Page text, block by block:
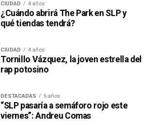
CIUDAD 4 años
¿Cuándo abrirá The Park en SLP y
qué tiendas tendrá?
CIUDAD 4 años
Tornillo Vázquez, la joven estrella del
rap potosino
DESTACADAS 5 años
“SLP pasaría a semáforo rojo este
viernes”: Andreu Comas